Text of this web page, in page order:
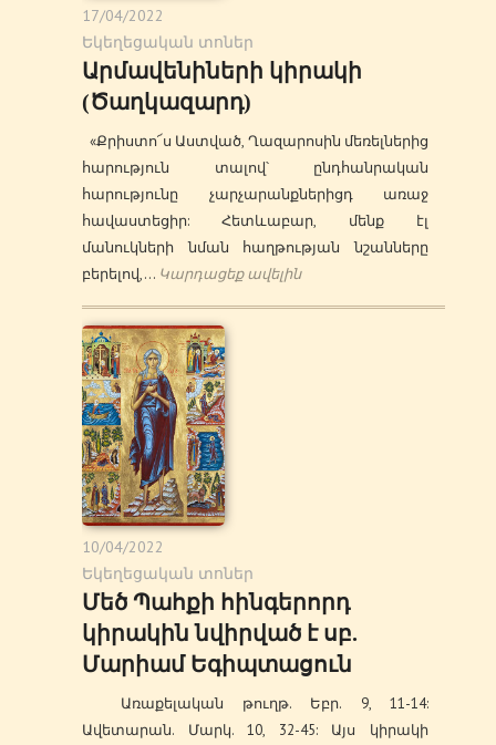
17/04/2022
Եկեղեցական տոներ
Արմավենիների կիրակի
(Ծաղկազարդ)
«Քրիստո՜ս Աստված, Ղազարոսին մեռելներից
հարություն տալով՝ ընդհանրական
հարությունը չարչարանքներիցդ առաջ
հավաստեցիր: Հետևաբար, մենք էլ
մանուկների նման հաղթության նշանները
բերելով,… Կարդացեք ավելին
10/04/2022
Եկեղեցական տոներ
Մեծ Պահքի հինգերորդ
կիրակին նվիրված է սբ.
Մարիամ Եգիպտացուն
Առաքելական թուղթ. Եբր. 9, 11-14:
Ավետարան. Մարկ. 10, 32-45: Այս կիրակի